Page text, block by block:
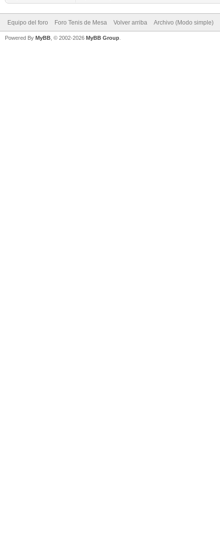
Equipo del foro Foro Tenis de Mesa Volver arriba Archivo (Modo simple)
Powered By MyBB , © 2002-2026 MyBB Group